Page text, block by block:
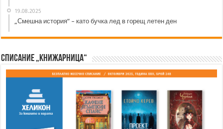
19.08.2025
„Смешна история“ – като бучка лед в горещ летен ден
Списание „Книжарница“